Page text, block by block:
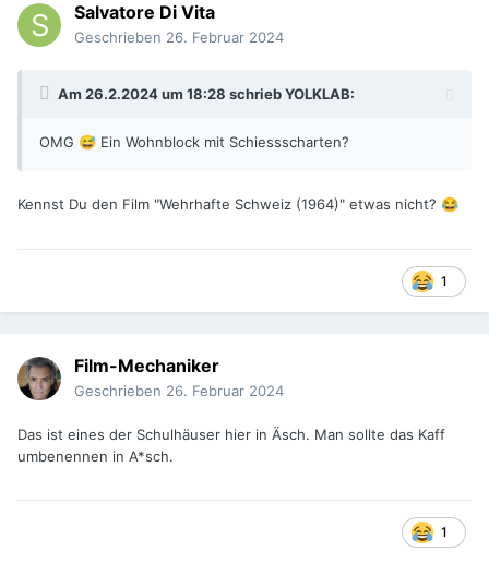
Salvatore Di Vita
Geschrieben 26. Februar 2024
Am 26.2.2024 um 18:28 schriebYOLKLAB:
OMG 😅 Ein Wohnblock mit Schiessscharten?
Kennst Du den Film "Wehrhafte Schweiz (1964)" etwas nicht? 😂
1
Film-Mechaniker
Geschrieben 26. Februar 2024
Das ist eines der Schulhäuser hier in Äsch. Man sollte das Kaff
umbenennen in A*sch.
1